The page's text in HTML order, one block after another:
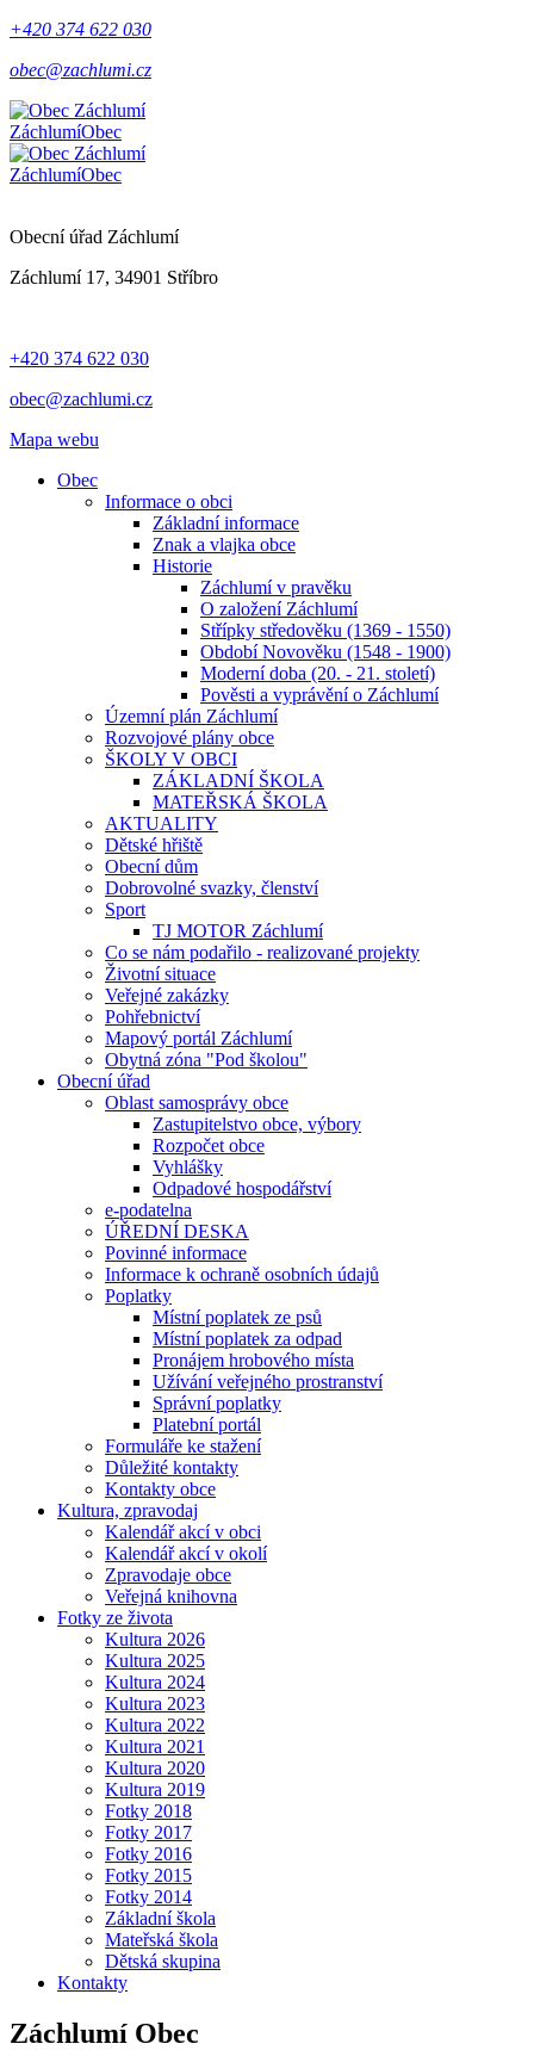
+420 374 622 030
obec@zachlumi.cz
ZáchlumíObec
ZáchlumíObec
Obecní úřad Záchlumí
Záchlumí 17, 34901 Stříbro
+420 374 622 030
obec@zachlumi.cz
Mapa webu
Obec
Informace o obci
Základní informace
Znak a vlajka obce
Historie
Záchlumí v pravěku
O založení Záchlumí
Střípky středověku (1369 - 1550)
Období Novověku (1548 - 1900)
Moderní doba (20. - 21. století)
Pověsti a vyprávění o Záchlumí
Územní plán Záchlumí
Rozvojové plány obce
ŠKOLY V OBCI
ZÁKLADNÍ ŠKOLA
MATEŘSKÁ ŠKOLA
AKTUALITY
Dětské hřiště
Obecní dům
Dobrovolné svazky, členství
Sport
TJ MOTOR Záchlumí
Co se nám podařilo - realizované projekty
Životní situace
Veřejné zakázky
Pohřebnictví
Mapový portál Záchlumí
Obytná zóna "Pod školou"
Obecní úřad
Oblast samosprávy obce
Zastupitelstvo obce, výbory
Rozpočet obce
Vyhlášky
Odpadové hospodářství
e-podatelna
ÚŘEDNÍ DESKA
Povinné informace
Informace k ochraně osobních údajů
Poplatky
Místní poplatek ze psů
Místní poplatek za odpad
Pronájem hrobového místa
Užívání veřejného prostranství
Správní poplatky
Platební portál
Formuláře ke stažení
Důležité kontakty
Kontakty obce
Kultura, zpravodaj
Kalendář akcí v obci
Kalendář akcí v okolí
Zpravodaje obce
Veřejná knihovna
Fotky ze života
Kultura 2026
Kultura 2025
Kultura 2024
Kultura 2023
Kultura 2022
Kultura 2021
Kultura 2020
Kultura 2019
Fotky 2018
Fotky 2017
Fotky 2016
Fotky 2015
Fotky 2014
Základní škola
Mateřská škola
Dětská skupina
Kontakty
Záchlumí Obec